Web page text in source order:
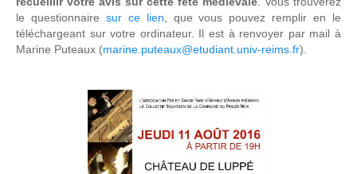
le questionnaire sur ce lien , que vous pouvez remplir en le
téléchargeant sur votre ordinateur. Il est à renvoyer par mail à
Marine Puteaux (marine.puteaux@etudiant.univ-reims.fr).